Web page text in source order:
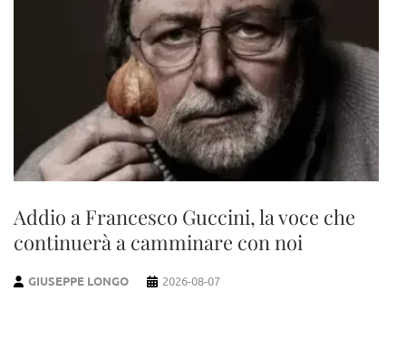
Addio a Francesco Guccini, la voce che
continuerà a camminare con noi
GIUSEPPE LONGO 2026-08-07